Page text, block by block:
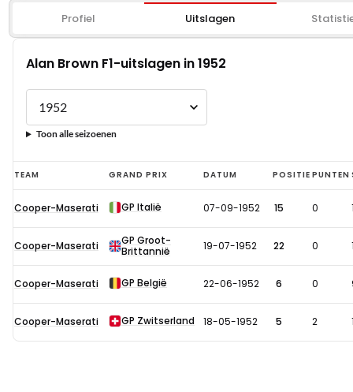
Profiel Uitslagen
Alan Brown F1-uitslagen in 1952
Toon alle seizoenen
Alan
Brown
F1-
uitslagen
1952
TEAM GRAND PRIX DATUM POSITIE PUNTEN
Cooper-Maserati GP Italië 07-09-1952 15 0
Cooper-Maserati
GP Groot-
Brittannië
19-07-1952 22 0
Cooper-Maserati GP België 22-06-1952 6 0
Cooper-Maserati GP Zwitserland 18-05-1952 5 2